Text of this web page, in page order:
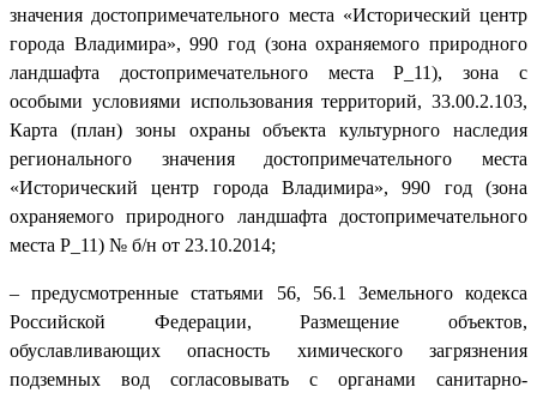
значения достопримечательного места «Исторический центр
города Владимира», 990 год (зона охраняемого природного
ландшафта достопримечательного места Р_11), зона с
особыми условиями использования территорий, 33.00.2.103,
Карта (план) зоны охраны объекта культурного наследия
регионального значения достопримечательного места
«Исторический центр города Владимира», 990 год (зона
охраняемого природного ландшафта достопримечательного
места Р_11) № б/н от 23.10.2014;
– предусмотренные статьями 56, 56.1 Земельного кодекса
Российской Федерации, Размещение объектов,
обуславливающих опасность химического загрязнения
подземных вод согласовывать с органами санитарно-